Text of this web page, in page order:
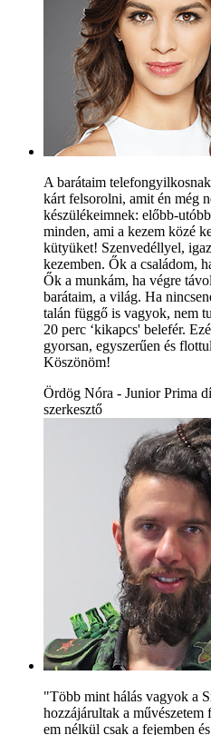
A barátaim
kárt felsorolni, amit én még
készülékeimnek: előbb-
minden, ami a kezem közé
kütyüket! Szenvedéllyel,
kezemben. Ők a családom,
Ők a munkám, ha végre
barátaim, a világ. Ha
talán függő is vagyok, nem
20 perc ‘kikapcs' belefér.
gyorsan, egyszerűen és
Köszönöm!
Ördög Nóra - Junior Prima
szerkesztő
"Több mint hálás vagyok a
hozzájárultak a
em nélkül csak a fejemben